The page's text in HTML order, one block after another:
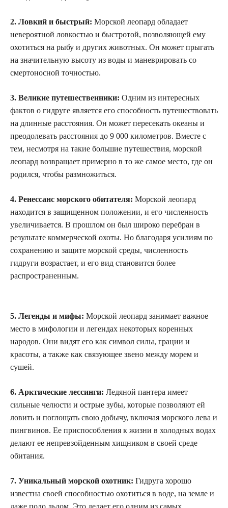
2. Ловкий и быстрый: Морской леопард обладает
невероятной ловкостью и быстротой, позволяющей ему
охотиться на рыбу и других животных. Он может прыгать
на значительную высоту из воды и маневрировать со
смертоносной точностью.
3. Великие путешественники: Одним из интересных
фактов о гидруге является его способность путешествовать
на длинные расстояния. Он может пересекать океаны и
преодолевать расстояния до 9 000 километров. Вместе с
тем, несмотря на такие большие путешествия, морской
леопард возвращает примерно в то же самое место, где он
родился, чтобы размножиться.
4. Ренессанс морского обитателя: Морской леопард
находится в защищенном положении, и его численность
увеличивается. В прошлом он был широко перебран в
результате коммерческой охоты. Но благодаря усилиям по
сохранению и защите морской среды, численность
гидруги возрастает, и его вид становится более
распространенным.
5. Легенды и мифы: Морской леопард занимает важное
место в мифологии и легендах некоторых коренных
народов. Они видят его как символ силы, грации и
красоты, а также как связующее звено между морем и
сушей.
6. Арктические лессинги: Ледяной пантера имеет
сильные челюсти и острые зубы, которые позволяют ей
ловить и поглощать свою добычу, включая морского лева и
пингвинов. Ее приспособления к жизни в холодных водах
делают ее непревзойденным хищником в своей среде
обитания.
7. Уникальный морской охотник: Гидруга хорошо
известна своей способностью охотиться в воде, на земле и
даже подо льдом. Это делает его одним из самых